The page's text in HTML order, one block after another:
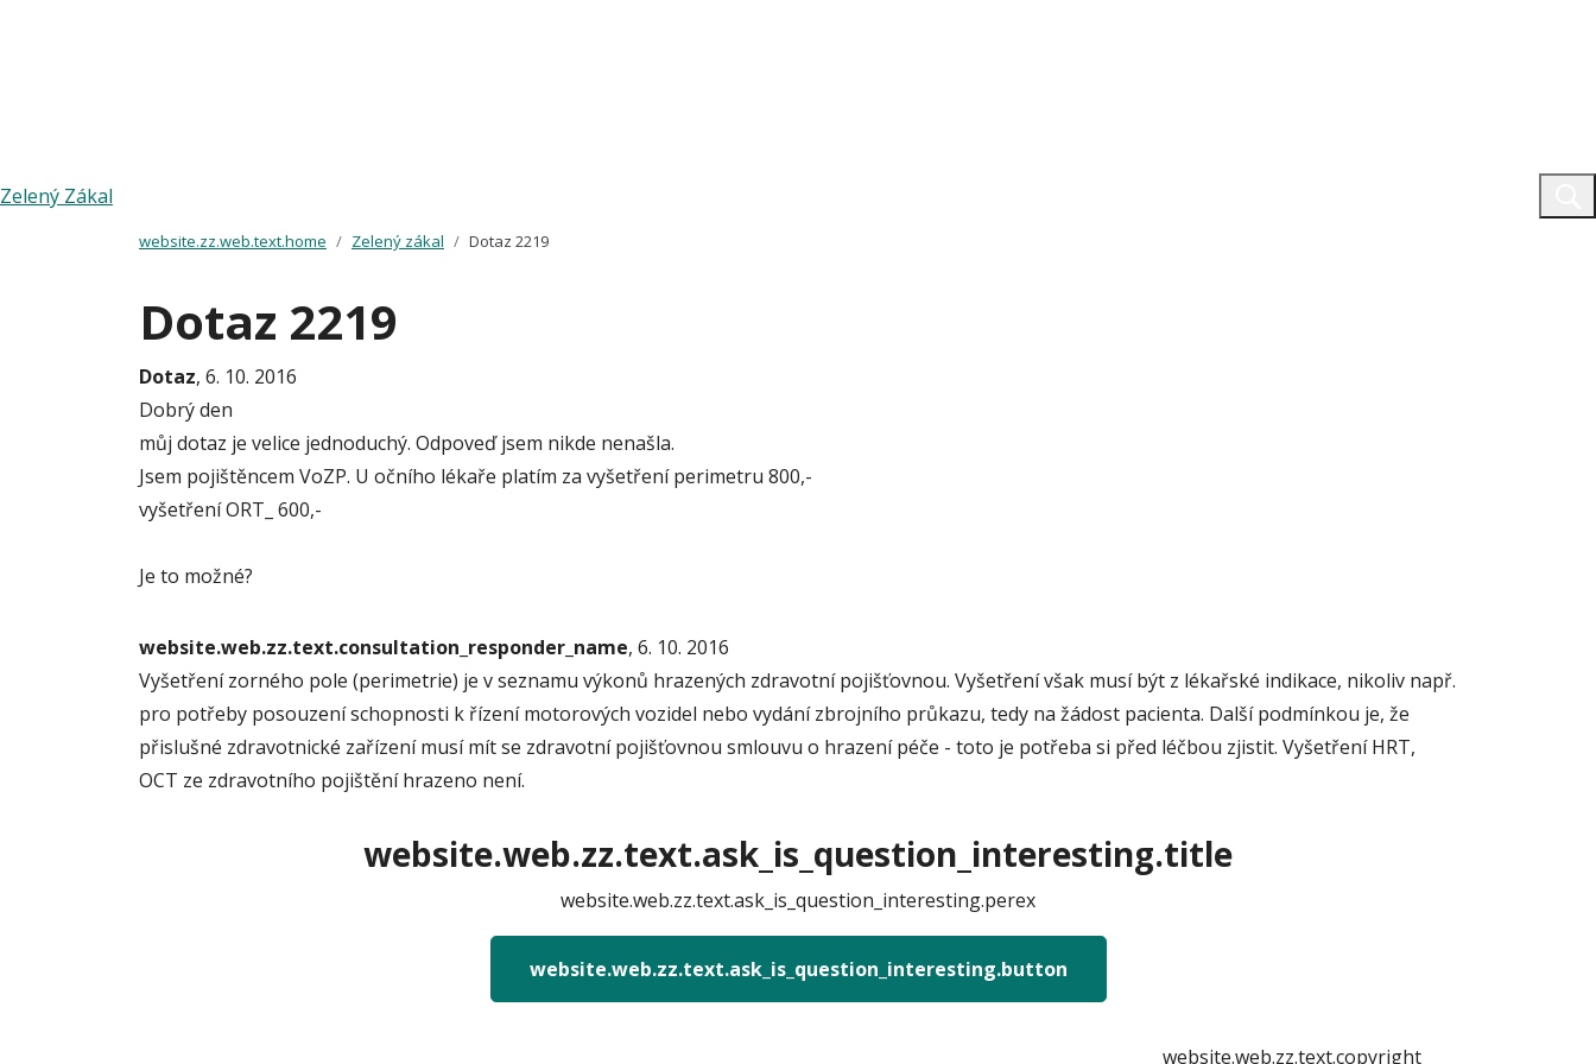
Zelený Zákal
website.zz.web.text.home Zelený zákal Dotaz 2219
Dotaz 2219
Dotaz, 6. 10. 2016
Dobrý den
můj dotaz je velice jednoduchý. Odpoveď jsem nikde nenašla.
Jsem pojištěncem VoZP. U očního lékaře platím za vyšetření perimetru 800,-
vyšetření ORT_ 600,-
Je to možné?
website.web.zz.text.consultation_responder_name, 6. 10. 2016
Vyšetření zorného pole (perimetrie) je v seznamu výkonů hrazených zdravotní pojišťovnou. Vyšetření však musí být z lékařské indikace, nikoliv např.
pro potřeby posouzení schopnosti k řízení motorových vozidel nebo vydání zbrojního průkazu, tedy na žádost pacienta. Další podmínkou je, že
přislušné zdravotnické zařízení musí mít se zdravotní pojišťovnou smlouvu o hrazení péče - toto je potřeba si před léčbou zjistit. Vyšetření HRT,
OCT ze zdravotního pojištění hrazeno není.
website.web.zz.text.ask_is_question_interesting.title
website.web.zz.text.ask_is_question_interesting.perex
website.web.zz.text.ask_is_question_interesting.button
website.web.zz.text.copyright